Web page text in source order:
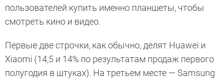
пользователей купить именно планшеты, чтобы
смотреть кино и видео.
Первые две строчки, как обычно, делят Huawei и
Xiaomi (14,5 и 14% по результатам продаж первого
полугодия в штуках). На третьем месте — Samsung